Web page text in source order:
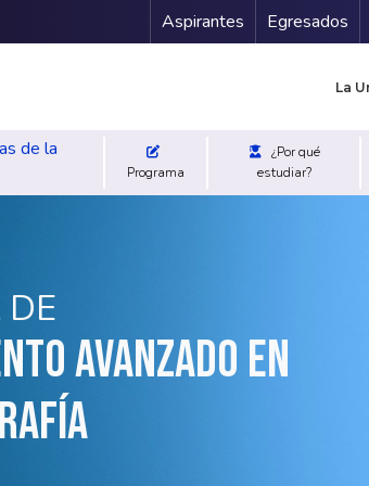
Menu
Aspirantes Egresados
La
de la
Programa
¿Por qué
estudiar?
AVANZADO EN